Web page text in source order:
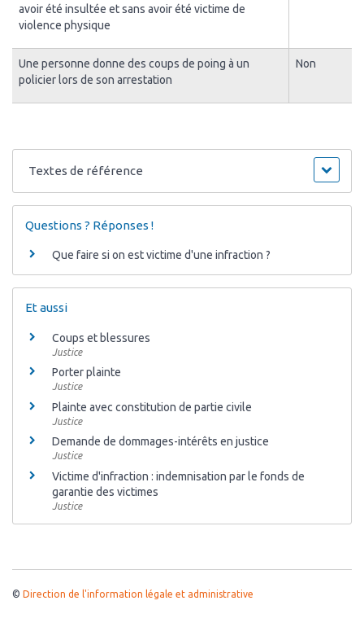
avoir été insultée et sans avoir été victime de
violence physique
Une personne donne des coups de poing à un
policier lors de son arrestation
Non
Textes de référence
Questions ? Réponses !
Que faire si on est victime d'une infraction ?
Et aussi
Coups et blessures
Justice
Porter plainte
Justice
Plainte avec constitution de partie civile
Justice
Demande de dommages-intérêts en justice
Justice
Victime d'infraction : indemnisation par le fonds de
garantie des victimes
Justice
© Direction de l'information légale et administrative